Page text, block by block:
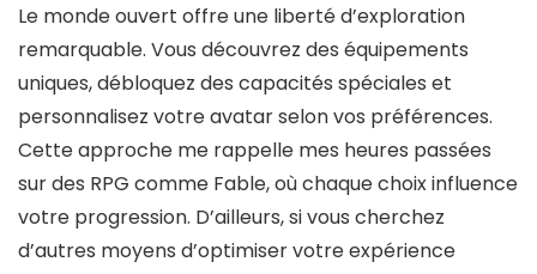
Le monde ouvert offre une liberté d’exploration
remarquable. Vous découvrez des équipements
uniques, débloquez des capacités spéciales et
personnalisez votre avatar selon vos préférences.
Cette approche me rappelle mes heures passées
sur des RPG comme Fable, où chaque choix influence
votre progression. D’ailleurs, si vous cherchez
d’autres moyens d’optimiser votre expérience